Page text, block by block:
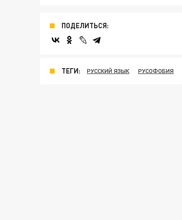
ПОДЕЛИТЬСЯ:
ТЕГИ: РУССКИЙ ЯЗЫК РУСОФОБИЯ